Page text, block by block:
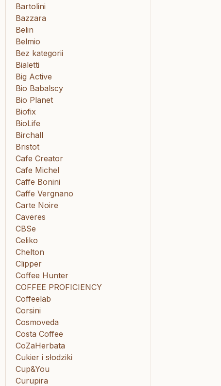
Bartolini
Bazzara
Belin
Belmio
Bez kategorii
Bialetti
Big Active
Bio Babalscy
Bio Planet
Biofix
BioLife
Birchall
Bristot
Cafe Creator
Cafe Michel
Caffe Bonini
Caffe Vergnano
Carte Noire
Caveres
CBSe
Celiko
Chelton
Clipper
Coffee Hunter
COFFEE PROFICIENCY
Coffeelab
Corsini
Cosmoveda
Costa Coffee
CoZaHerbata
Cukier i słodziki
Cup&You
Curupira